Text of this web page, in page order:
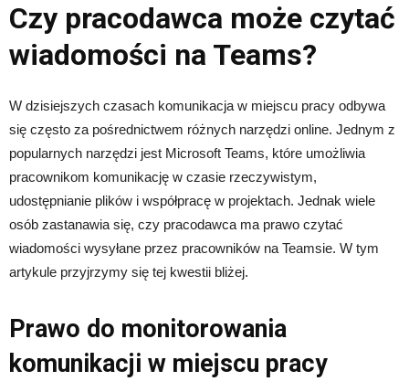
Czy pracodawca może czytać
wiadomości na Teams?
W dzisiejszych czasach komunikacja w miejscu pracy odbywa
się często za pośrednictwem różnych narzędzi online. Jednym z
popularnych narzędzi jest Microsoft Teams, które umożliwia
pracownikom komunikację w czasie rzeczywistym,
udostępnianie plików i współpracę w projektach. Jednak wiele
osób zastanawia się, czy pracodawca ma prawo czytać
wiadomości wysyłane przez pracowników na Teamsie. W tym
artykule przyjrzymy się tej kwestii bliżej.
Prawo do monitorowania
komunikacji w miejscu pracy